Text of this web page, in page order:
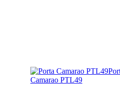
Camarao PTL49